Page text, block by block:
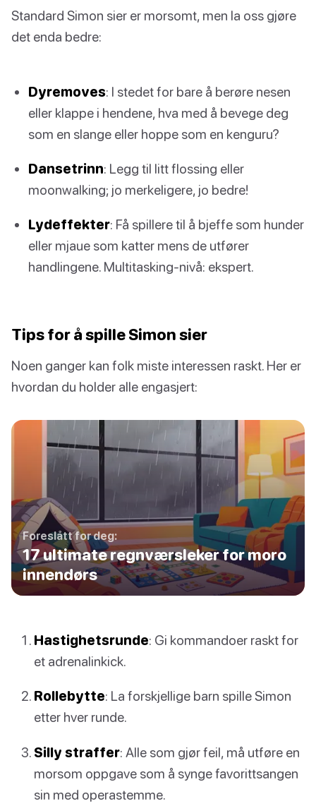
Standard Simon sier er morsomt, men la oss gjøre
det enda bedre:
Dyremoves: I stedet for bare å berøre nesen
eller klappe i hendene, hva med å bevege deg
som en slange eller hoppe som en kenguru?
Dansetrinn: Legg til litt flossing eller
moonwalking; jo merkeligere, jo bedre!
Lydeffekter: Få spillere til å bjeffe som hunder
eller mjaue som katter mens de utfører
handlingene. Multitasking-nivå: ekspert.
Tips for å spille Simon sier
Noen ganger kan folk miste interessen raskt. Her er
hvordan du holder alle engasjert:
Foreslått for deg:
17 ultimate regnværsleker for moro
innendørs
Hastighetsrunde: Gi kommandoer raskt for
et adrenalinkick.
Rollebytte: La forskjellige barn spille Simon
etter hver runde.
Silly straffer: Alle som gjør feil, må utføre en
morsom oppgave som å synge favorittsangen
sin med operastemme.